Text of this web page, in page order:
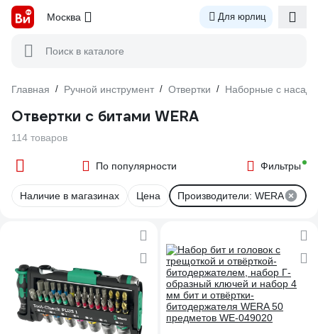
Москва Для юрлиц
Поиск в каталоге
Главная / Ручной инструмент / Отвертки / Наборные с
Отвертки с битами WERA
114 товаров
По популярности Фильтры
Наличие в магазинах Цена Производители: WERA